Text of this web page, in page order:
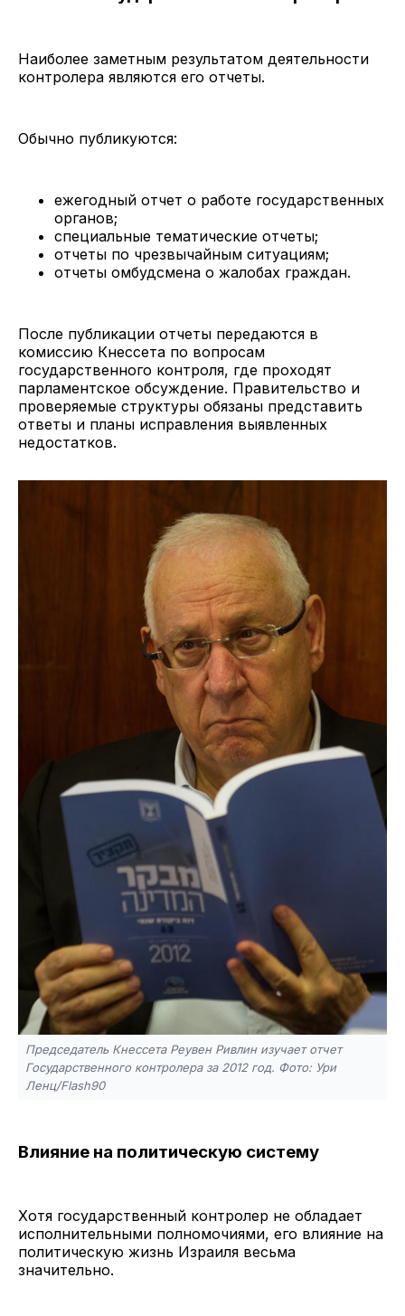
Наиболее заметным результатом деятельности
контролера являются его отчеты.
Обычно публикуются:
ежегодный отчет о работе государственных
органов;
специальные тематические отчеты;
отчеты по чрезвычайным ситуациям;
отчеты омбудсмена о жалобах граждан.
После публикации отчеты передаются в
комиссию Кнессета по вопросам
государственного контроля, где проходят
парламентское обсуждение. Правительство и
проверяемые структуры обязаны представить
ответы и планы исправления выявленных
недостатков.
Председатель Кнессета Реувен Ривлин изучает отчет
Государственного контролера за 2012 год. Фото: Ури
Ленц/Flash90
Влияние на политическую систему
Хотя государственный контролер не обладает
исполнительными полномочиями, его влияние на
политическую жизнь Израиля весьма
значительно.